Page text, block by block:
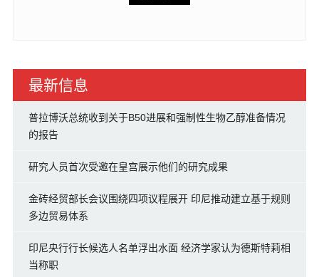
最新信息
普拉博沃总统收到关于B50进展和强制性生物乙醇准备情况
的报告
研究人员首次受邀在皇宫展示他们的研究成果
金砖经贸部长会议围绕四项议程展开 印尼推动建立基于规则
多边贸易体系
印尼央行行长候选人名单浮出水面 经济学家认为德斯特莉相
当称职